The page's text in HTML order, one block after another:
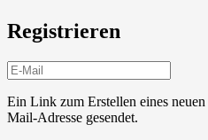
Registrieren
Ein Link zum Erstellen eines
Mail-Adresse gesendet.